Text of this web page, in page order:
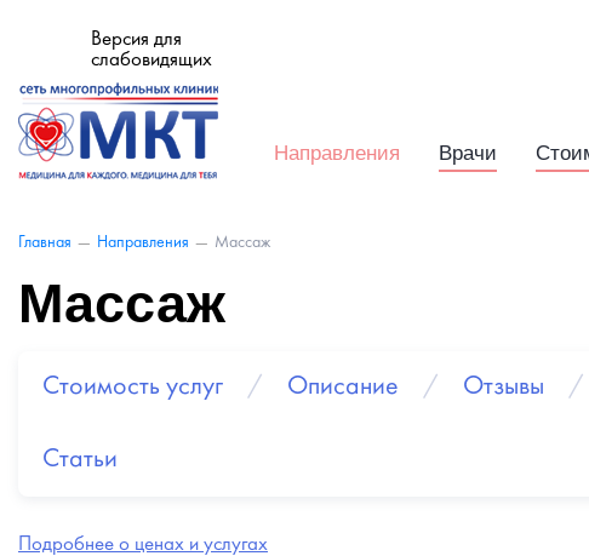
Версия для
слабовидящих
Направления Врачи
Главная — Направления — Массаж
Массаж
Стоимость услуг / Описание / Отзывы /
Статьи
Подробнее о ценах и услугах